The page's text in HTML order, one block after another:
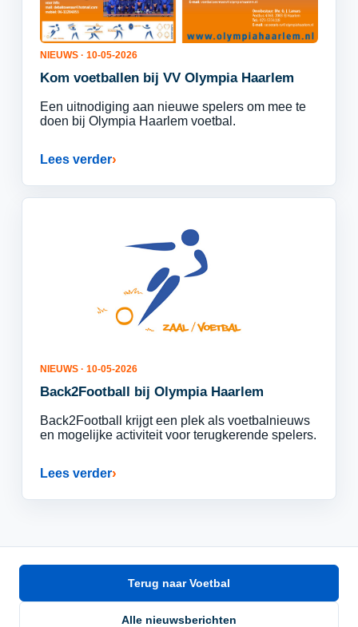
NIEUWS · 10-05-2026
Kom voetballen bij VV Olympia Haarlem
Een uitnodiging aan nieuwe spelers om mee te
doen bij Olympia Haarlem voetbal.
Lees verder
NIEUWS · 10-05-2026
Back2Football bij Olympia Haarlem
Back2Football krijgt een plek als voetbalnieuws
en mogelijke activiteit voor terugkerende spelers.
Lees verder
Terug naar Voetbal
Alle nieuwsberichten